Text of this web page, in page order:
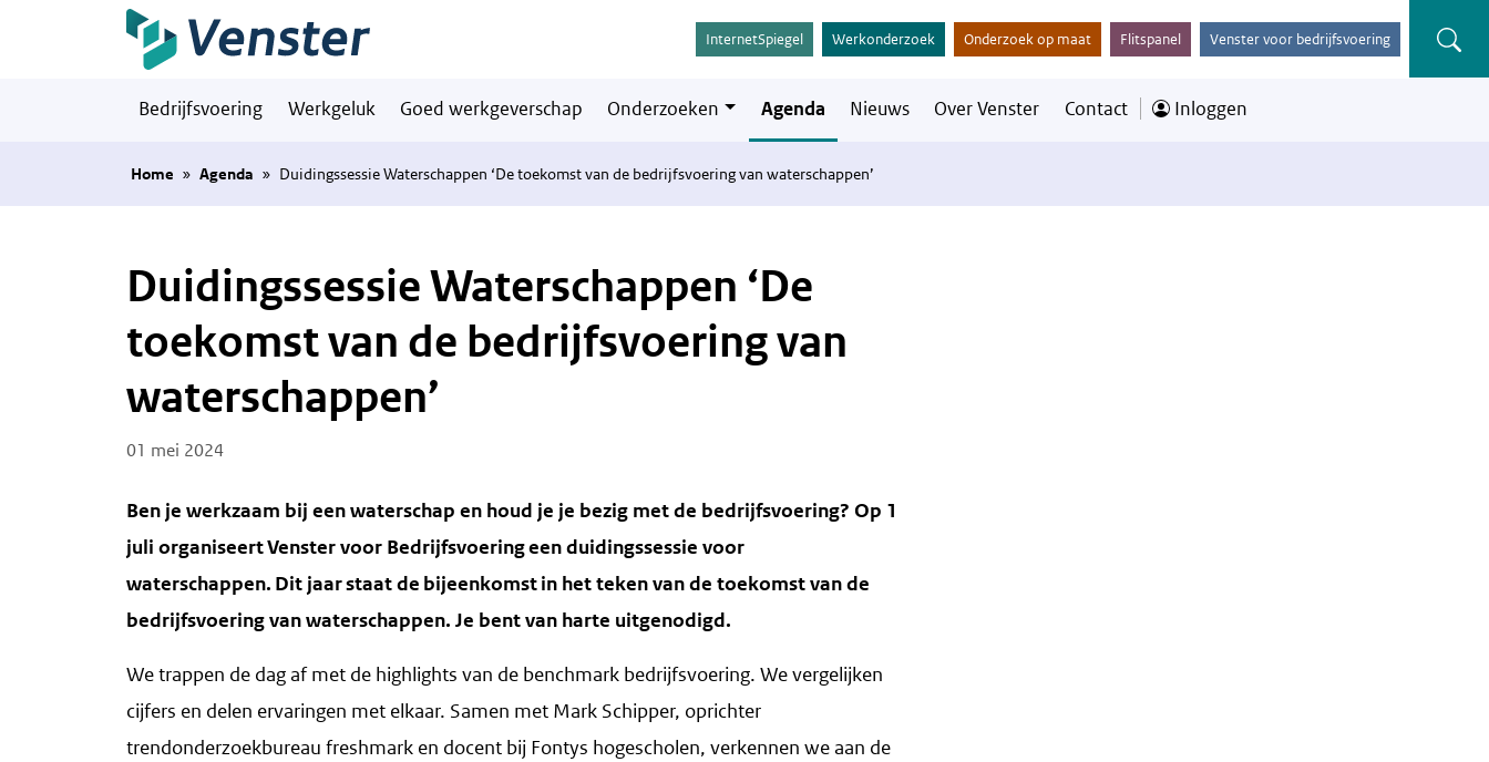
Naar hoofdinhoud
InternetSpiegel Werkonderzoek Onderzoek op maat Flitspanel Venster voor bedrijfsvoering
Bedrijfsvoering Werkgeluk Goed werkgeverschap Onderzoeken Agenda Nieuws Over Venster Contact Inloggen
Home » Agenda » Duidingssessie Waterschappen ‘De toekomst van de bedrijfsvoering van waterschappen’
Duidingssessie Waterschappen ‘De
toekomst van de bedrijfsvoering van
waterschappen’
Posted on
01 mei 2024
Ben je werkzaam bij een waterschap en houd je je bezig met de bedrijfsvoering? Op 1
juli organiseert Venster voor Bedrijfsvoering een duidingssessie voor
waterschappen. Dit jaar staat de bijeenkomst in het teken van de toekomst van de
bedrijfsvoering van waterschappen. Je bent van harte uitgenodigd.
We trappen de dag af met de highlights van de benchmark bedrijfsvoering. We vergelijken
cijfers en delen ervaringen met elkaar. Samen met Mark Schipper, oprichter
trendonderzoekbureau freshmark en docent bij Fontys hogescholen, verkennen we aan de